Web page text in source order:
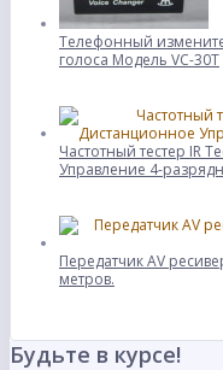
Телефонный
голоса Модель VC-30T
Частотный тестер IR
Управление 4-
Передатчик AV
метров.
Будьте в курсе!